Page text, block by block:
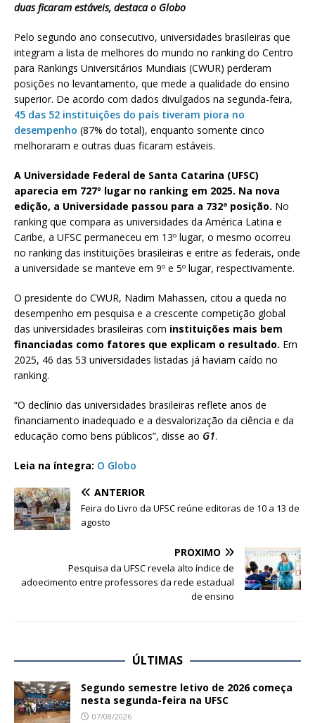
duas ficaram estáveis, destaca o Globo
Pelo segundo ano consecutivo, universidades brasileiras que
integram a lista de melhores do mundo no ranking do Centro
para Rankings Universitários Mundiais (CWUR) perderam
posições no levantamento, que mede a qualidade do ensino
superior. De acordo com dados divulgados na segunda-feira,
45 das 52 instituições do país tiveram piora no
desempenho (87% do total), enquanto somente cinco
melhoraram e outras duas ficaram estáveis.
A Universidade Federal de Santa Catarina (UFSC)
aparecia em 727º lugar no ranking em 2025. Na nova
edição, a Universidade passou para a 732ª posição. No
ranking que compara as universidades da América Latina e
Caribe, a UFSC permaneceu em 13º lugar, o mesmo ocorreu
no ranking das instituições brasileiras e entre as federais, onde
a universidade se manteve em 9º e 5º lugar, respectivamente.
O presidente do CWUR, Nadim Mahassen, citou a queda no
desempenho em pesquisa e a crescente competição global
das universidades brasileiras com instituições mais bem
financiadas como fatores que explicam o resultado. Em
2025, 46 das 53 universidades listadas já haviam caído no
ranking.
“O declínio das universidades brasileiras reflete anos de
financiamento inadequado e a desvalorização da ciência e da
educação como bens públicos”, disse ao G1.
Leia na íntegra: O Globo
ANTERIOR
Feira do Livro da UFSC reúne editoras de 10 a 13 de
agosto
PRÓXIMO
Pesquisa da UFSC revela alto índice de
adoecimento entre professores da rede estadual
de ensino
ÚLTIMAS
Segundo semestre letivo de 2026 começa
nesta segunda-feira na UFSC
07/08/2026